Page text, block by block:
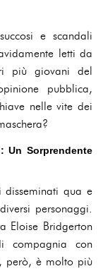
e scandali
letti da
più giovani del
pubblica,
nelle vite dei
Un Sorprendente
qua e
personaggi.
Eloise Bridgerton
compagnia con
però, è molto più